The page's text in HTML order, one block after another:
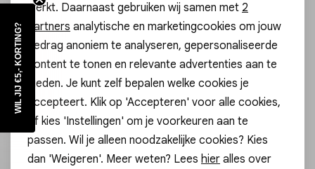
Rokken
Sets
Jumpsuits & playsuits
Vesten
Overige Sieraden
Woonaccessoires
Overige Accessoires
Altijd als eerste op de hoogte zijn?
Schrijf je in voor onze nieuwsbrief en ontvang dan ook gelijk
€5,- korting!
Aanmelden
Hoe we met je data omgaan? Bekijk dit in onze privacyverklaring.
Marketing cookies
werkt. Daarnaast gebruiken wij samen met 2
partners analytische en marketingcookies om jouw
gedrag anoniem te analyseren, gepersonaliseerde
content te tonen en relevante advertenties aan te
bieden. Je kunt zelf bepalen welke cookies je
accepteert. Klik op 'Accepteren' voor alle cookies,
of kies 'Instellingen' om je voorkeuren aan te
passen. Wil je alleen noodzakelijke cookies? Kies
dan 'Weigeren'. Meer weten? Lees hier alles over
WIL JIJ €5,- KORTING?